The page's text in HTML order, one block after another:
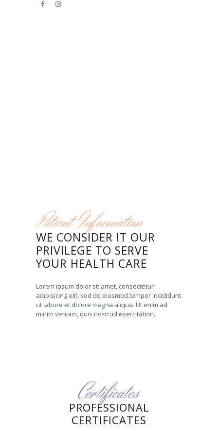
Patient Information
WE CONSIDER IT OUR
PRIVILEGE TO SERVE
YOUR HEALTH CARE
Lorem ipsum dolor sit amet, consectetur
adipisicing elit, sed do eiusmod tempor incididunt
ut labore et dolore magna aliqua. Ut enim ad
minim veniam, quis nostrud exercitation.
Certificates
PROFESSIONAL
CERTIFICATES